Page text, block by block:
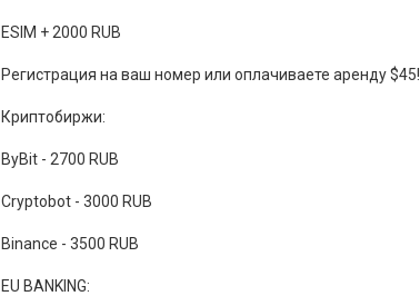
ESIM + 2000 RUB
Регистрация на ваш номер или оплачиваете аренду $45!
Криптобиржи:
ByBit - 2700 RUB
Cryptobot - 3000 RUB
Binance - 3500 RUB
EU BANKING: